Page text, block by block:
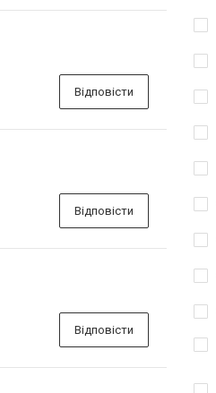
Відповісти
Відповісти
Відповісти